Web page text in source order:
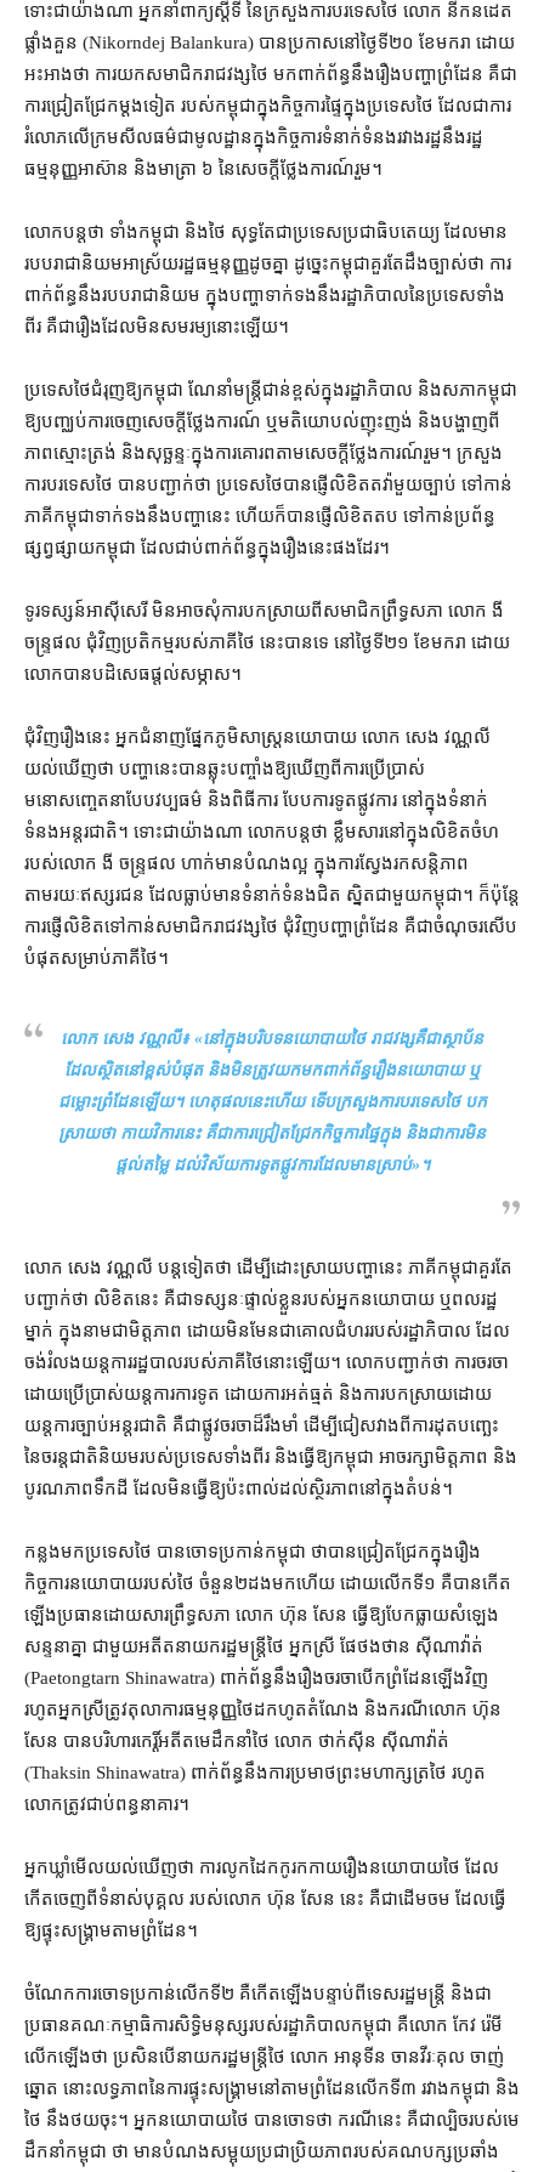
ទោះជា​យ៉ាងណា អ្នកនាំពាក្យ​ស្ដីទី នៃ​ក្រសួងការបរទេស​ថៃ លោក នីកនដេត
ផ្លាំងគួន (Nikorndej Balankura) បាន​ប្រកាស​នៅ​ថ្ងៃទី​២០ ខែ​មករា ដោយ​
អះអាង​ថា ការ​យក​សមាជិក​រាជ​វង្ស​ថៃ មក​ពាក់ព័ន្ធ​នឹង​រឿង​បញ្ហា​ព្រំដែន គឺជា​
ការ​ជ្រៀតជ្រែក​ម្ដង​ទៀត របស់​កម្ពុជា​ក្នុង​កិច្ចការ​ផ្ទៃក្នុង​ប្រទេស​ថៃ ដែល​ជា​ការ
រំលោភ​លើ​ក្រមសីលធម៌​ជា​មូលដ្ឋាន​ក្នុង​កិច្ចការ​ទំនាក់ទំនង​រវាង​រដ្ឋ​នឹង​រដ្ឋ
ធម្មនុញ្ញ​អាស៊ាន និង​មាត្រា ៦ នៃ​សេចក្ដី​ថ្លែងការណ៍​រួម។
លោក​បន្ត​ថា ទាំង​កម្ពុជា និង​ថៃ សុទ្ធតែ​ជា​ប្រទេស​ប្រជាធិបតេយ្យ ដែល​មាន​
របប​រាជានិយម​អាស្រ័យ​រដ្ឋធម្មនុញ្ញ​ដូចគ្នា ដូច្នេះ​កម្ពុជា​គួរតែ​ដឹង​ច្បាស់​ថា ការ​
ពាក់ព័ន្ធ​នឹង​របប​រាជានិយម ក្នុង​បញ្ហា​ទាក់ទង​នឹង​រដ្ឋាភិបាល​នៃ​ប្រទេស​ទាំង
ពីរ គឺជា​រឿង​ដែល​មិន​សមរម្យ​នោះ​ឡើយ។
ប្រទេស​ថៃ​ជំរុញ​ឱ្យ​កម្ពុជា ណែនាំ​មន្ត្រីជាន់ខ្ពស់​ក្នុង​រដ្ឋាភិបាល និង​សភា​កម្ពុជា
ឱ្យ​បញ្ឈប់​ការ​ចេញ​សេចក្ដីថ្លែងការណ៍ ឬ​មតិយោបល់​ញុះញង់ និង​បង្ហាញ​ពី​
ភាពស្មោះត្រង់ និង​សុច្ឆន្ទៈ​ក្នុង​ការ​គោរព​តាម​សេចក្ដីថ្លែងការណ៍​រួម។ ក្រសួង​
ការបរទេស​ថៃ បាន​បញ្ជាក់​ថា ប្រទេស​ថៃ​បាន​ផ្ញើ​លិខិត​តវ៉ា​មួយ​ច្បាប់ ទៅ​កាន់​
ភាគី​កម្ពុជា​ទាក់ទង​នឹង​បញ្ហា​នេះ ហើយ​ក៏បាន​ផ្ញើ​លិខិត​តប ទៅ​កាន់​ប្រព័ន្ធ​
ផ្សព្វផ្សាយ​កម្ពុជា ដែល​ជាប់​ពាក់ព័ន្ធ​ក្នុង​រឿង​នេះ​ផង​ដែរ។
ទូរទស្សន៍​អាស៊ីសេរី មិន​អាច​សុំ​ការ​បកស្រាយ​ពី​សមាជិក​ព្រឹទ្ធសភា លោក ងី
ចន្ទ្រផល ជុំវិញ​ប្រតិកម្ម​របស់​ភាគី​ថៃ នេះ​បាន​ទេ នៅ​ថ្ងៃទី​២១ ខែ​មករា ដោយ​
លោក​បាន​បដិសេធ​ផ្ដល់​សម្ភាស។
ជុំវិញ​រឿង​នេះ អ្នកជំនាញ​ផ្នែក​ភូមិសាស្ត្រ​នយោបាយ លោក សេង វណ្ណលី
យល់​ឃើញ​ថា បញ្ហា​នេះ​បាន​ឆ្លុះបញ្ចាំង​ឱ្យ​ឃើញ​ពី​ការប្រើប្រាស់​
មនោសញ្ចេតនា​បែប​វប្បធម៌ និង​ពិធីការ បែប​ការទូត​ផ្លូវការ នៅក្នុង​ទំនាក់
ទំនង​អន្តរជាតិ។ ទោះជា​យ៉ាងណា លោក​បន្ត​ថា ខ្លឹមសារ​នៅក្នុង​លិខិត​ចំហ​
របស់​លោក ងី ចន្ទ្រផល ហាក់​មាន​បំណង​ល្អ ក្នុង​ការ​ស្វែងរក​សន្តិភាព​
តាមរយៈ​ឥស្សរជន ដែល​ធ្លាប់​មាន​ទំនាក់ទំនង​ជិត ស្និត​ជាមួយ​កម្ពុជា។ ក៏ប៉ុន្តែ​
ការ​ផ្ញើ​លិខិត​ទៅកាន់​សមាជិក​រាជវង្ស​ថៃ ជុំវិញ​បញ្ហា​ព្រំដែន គឺជា​ចំណុច​រសើប​
បំផុត​សម្រាប់​ភាគី​ថៃ។
លោក សេង វណ្ណលី៖ «នៅក្នុង​បរិបទ​នយោបាយ​ថៃ រាជវង្ស​គឺជា​ស្ថាប័ន​
ដែល​ស្ថិតនៅ​ខ្ពស់​បំផុត និង​មិន​ត្រូវ​យក​មក​ពាក់ព័ន្ធ​រឿង​នយោបាយ ឬ​
ជម្លោះព្រំដែន​ឡើយ​។ ហេតុផល​នេះ​ហើយ ទើប​ក្រសួង​ការបរទេស​ថៃ បក
ស្រាយ​ថា កាយវិការ​នេះ គឺជា​ការ​ជ្រៀតជ្រែក​កិច្ចការ​ផ្ទៃក្នុង និង​ជា​ការ​មិន​
ផ្ដល់​តម្លៃ ដល់​វិស័យ​ការទូត​ផ្លូវការ​ដែល​មាន​ស្រាប់»។
លោក សេង វណ្ណលី បន្ត​ទៀត​ថា ដើម្បី​ដោះស្រាយ​បញ្ហា​នេះ ភាគី​កម្ពុជា​គួរតែ​
បញ្ជាក់​ថា លិខិត​នេះ គឺជា​ទស្សនៈ​ផ្ទាល់ខ្លួន​របស់​អ្នកនយោបាយ ឬ​ពលរដ្ឋ​
ម្នាក់ ក្នុងនាម​ជា​មិត្តភាព ដោយ​មិនមែន​ជា​គោលជំហរ​របស់​រដ្ឋាភិបាល ដែល​
ចង់​រំលង​យន្តការ​រដ្ឋបាល​របស់​ភាគី​ថៃ​នោះ​ឡើយ​។ លោក​បញ្ជាក់​ថា ការចរចា​
ដោយ​ប្រើប្រាស់​យន្តការ​ការទូត ដោយ​ការ​អត់ធ្មត់ និង​ការ​បកស្រាយ​ដោយ​
យន្តការ​ច្បាប់​អន្តរជាតិ គឺជា​ផ្លូវ​ចរចា​ដ៏​រឹងមាំ ដើម្បី​ជៀសវាង​ពី​ការ​ដុត​បញ្ឆេះ
នៃ​ចរន្ត​ជាតិនិយម​របស់​ប្រទេស​ទាំងពីរ និង​ធ្វើ​ឱ្យ​កម្ពុជា អាច​រក្សា​មិត្តភាព និង​
បូរណភាព​ទឹកដី ដែល​មិន​ធ្វើ​ឱ្យ​ប៉ះពាល់​ដល់​ស្ថិរភាព​នៅក្នុង​តំបន់។
កន្លងមក​ប្រទេស​ថៃ បាន​ចោទប្រកាន់​កម្ពុជា ថា​បាន​ជ្រៀតជ្រែក​ក្នុង​រឿង​
កិច្ចការ​នយោបាយ​របស់​ថៃ ចំនួន​២​ដង​មក​ហើយ ដោយ​លើក​ទី​១ គឺ​បាន​កើត
ឡើង​ប្រធាន​ដោយសារ​ព្រឹទ្ធសភា លោក ហ៊ុន សែន ធ្វើ​ឱ្យ​បែកធ្លាយ​សំឡេង​
សន្ទនា​គ្នា ជាមួយ​អតីត​នាយករដ្ឋមន្ត្រី​ថៃ អ្នកស្រី ផែថងថាន ស៊ីណាវ៉ាត់
(Paetongtarn Shinawatra) ពាក់ព័ន្ធ​នឹង​រឿង​ចរចា​បើក​ព្រំដែន​ឡើងវិញ
រហូត​អ្នកស្រី​ត្រូវ​តុលាការ​ធម្មនុញ្ញ​ថៃ​ដកហូត​តំណែង និង​ករណី​លោក ហ៊ុន
សែន បាន​បរិហារកេរ្តិ៍​អតីត​មេដឹកនាំ​ថៃ លោក ថាក់ស៊ីន ស៊ីណាវ៉ាត់
(Thaksin Shinawatra) ពាក់ព័ន្ធ​នឹង​ការប្រមាថ​ព្រះមហាក្សត្រ​ថៃ រហូត​
លោក​ត្រូវ​ជាប់​ពន្ធនាគារ។
អ្នកឃ្លាំមើល​យល់​ឃើញ​ថា ការ​លូកដៃ​កកូរកកាយ​រឿង​នយោបាយ​ថៃ ដែល​
កើត​ចេញ​ពី​ទំនាស់​បុគ្គល របស់​លោក ហ៊ុន សែន នេះ គឺជា​ដើមចម ដែល​ធ្វើ​
ឱ្យ​ផ្ទុះ​សង្គ្រាម​តាម​ព្រំដែន។
ចំណែក​ការចោទប្រកាន់​លើក​ទី​២ គឺ​កើតឡើង​បន្ទាប់ពី​ទេសរដ្ឋមន្ត្រី និង​ជា​
ប្រធាន​គណៈកម្មាធិការ​សិទ្ធិមនុស្ស​របស់​រដ្ឋាភិបាល​កម្ពុជា គឺ​លោក កែវ រ៉េមី
លើក​ឡើង​ថា ប្រសិន​បើ​នាយករដ្ឋមន្ត្រី​ថៃ លោក អានុទីន ចានវីរៈគុល ចាញ់
ឆ្នោត នោះ​លទ្ធភាព​នៃ​ការ​ផ្ទុះ​សង្គ្រាម​នៅ​តាម​ព្រំដែន​លើក​ទី​៣ រវាង​កម្ពុជា និង​
ថៃ នឹង​ថយ​ចុះ។ អ្នក​នយោបាយ​ថៃ បាន​ចោទ​ថា ករណី​នេះ គឺជា​ល្បិច​របស់​មេ
ដឹកនាំ​កម្ពុជា ថា មានបំណង​សម្អុយ​ប្រជាប្រិយភាព​របស់​គណបក្ស​ប្រឆាំង